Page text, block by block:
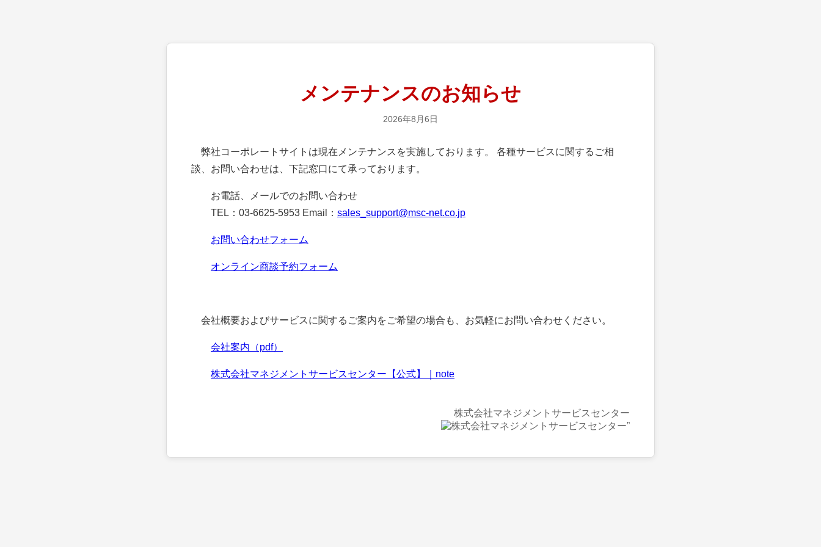
メンテナンスのお知らせ
2026年8月6日
弊社コーポレートサイトは現在メンテナンスを実施しております。 各種サービスに関するご相
談、お問い合わせは、下記窓口にて承っております。
お電話、メールでのお問い合わせ
TEL：03-6625-5953 Email： sales_support@msc-net.co.jp
お問い合わせフォーム
オンライン商談予約フォーム
会社概要およびサービスに関するご案内をご希望の場合も、お気軽にお問い合わせください。
会社案内（pdf）
株式会社マネジメントサービスセンター【公式】｜note
株式会社マネジメントサービスセンター